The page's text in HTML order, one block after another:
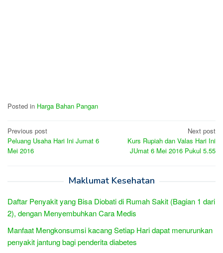
Posted in Harga Bahan Pangan
Post
navigation
Previous post
Peluang Usaha Hari Ini Jumat 6
Mei 2016
Next post
Kurs Rupiah dan Valas Hari Ini
JUmat 6 Mei 2016 Pukul 5.55
Maklumat Kesehatan
Daftar Penyakit yang Bisa Diobati di Rumah Sakit (Bagian 1 dari
2), dengan Menyembuhkan Cara Medis
Manfaat Mengkonsumsi kacang Setiap Hari dapat menurunkan
penyakit jantung bagi penderita diabetes